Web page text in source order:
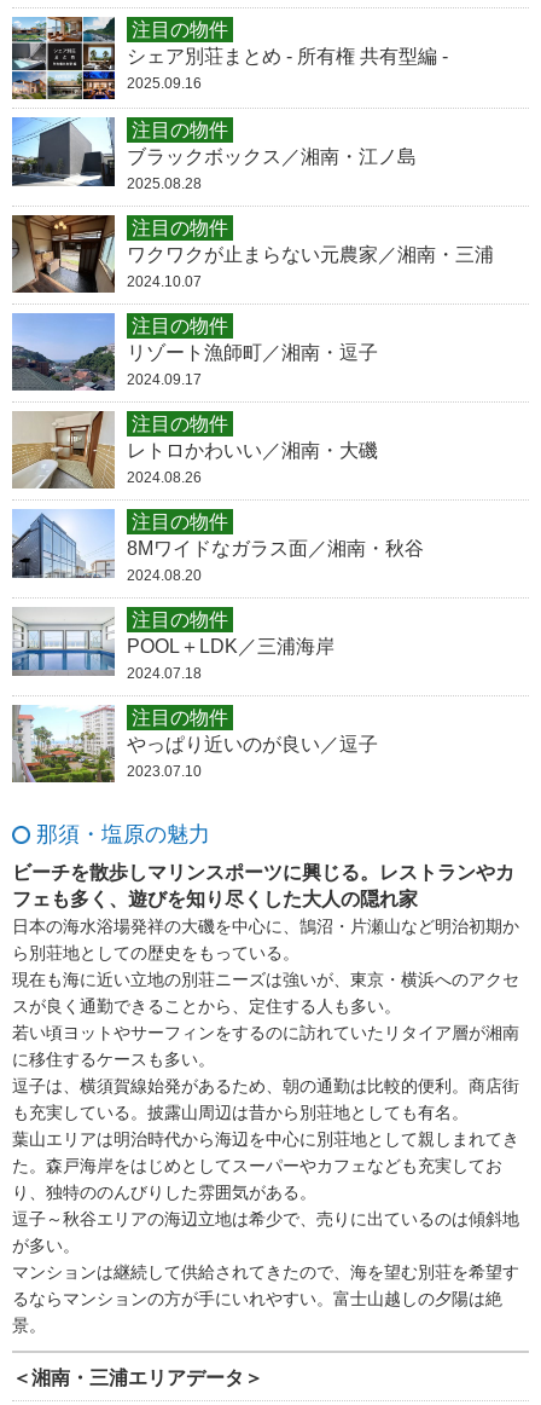
注目の物件
シェア別荘まとめ - 所有権 共有型編 -
2025.09.16
注目の物件
ブラックボックス／湘南・江ノ島
2025.08.28
注目の物件
ワクワクが止まらない元農家／湘南・三浦
2024.10.07
注目の物件
リゾート漁師町／湘南・逗子
2024.09.17
注目の物件
レトロかわいい／湘南・大磯
2024.08.26
注目の物件
8Mワイドなガラス面／湘南・秋谷
2024.08.20
注目の物件
POOL＋LDK／三浦海岸
2024.07.18
注目の物件
やっぱり近いのが良い／逗子
2023.07.10
那須・塩原の魅力
ビーチを散歩しマリンスポーツに興じる。レストランやカ
フェも多く、遊びを知り尽くした大人の隠れ家
日本の海水浴場発祥の大磯を中心に、鵠沼・片瀬山など明治初期か
ら別荘地としての歴史をもっている。
現在も海に近い立地の別荘ニーズは強いが、東京・横浜へのアクセ
スが良く通勤できることから、定住する人も多い。
若い頃ヨットやサーフィンをするのに訪れていたリタイア層が湘南
に移住するケースも多い。
逗子は、横須賀線始発があるため、朝の通勤は比較的便利。商店街
も充実している。披露山周辺は昔から別荘地としても有名。
葉山エリアは明治時代から海辺を中心に別荘地として親しまれてき
た。森戸海岸をはじめとしてスーパーやカフェなども充実してお
り、独特ののんびりした雰囲気がある。
逗子～秋谷エリアの海辺立地は希少で、売りに出ているのは傾斜地
が多い。
マンションは継続して供給されてきたので、海を望む別荘を希望す
るならマンションの方が手にいれやすい。富士山越しの夕陽は絶
景。
＜湘南・三浦エリアデータ＞